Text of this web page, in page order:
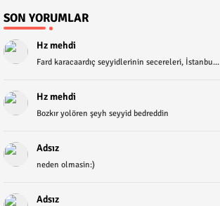
SON YORUMLAR
Hz mehdi
Fard karacaardıç seyyidlerinin secereleri, İstanbu...
Hz mehdi
Bozkır yolören şeyh seyyid bedreddin
Adsız
neden olmasin:)
Adsız